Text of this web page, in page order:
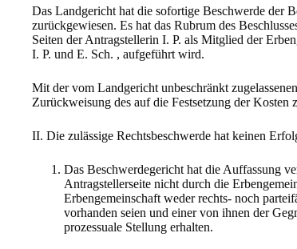
Das Landgericht hat die sofortige Beschwerde der
zurückgewiesen. Es hat das Rubrum des
Seiten der Antragstellerin I. P. als Mitglied der
I. P. und E. Sch. , aufgeführt wird.
Mit der vom Landgericht unbeschränkt
Zurückweisung des auf die Festsetzung der Kosten
II. Die zulässige Rechtsbeschwerde hat keinen
Das Beschwerdegericht hat die Auffassung
Antragstellerseite nicht durch die
Erbengemeinschaft weder rechts- noch
vorhanden seien und einer von ihnen der
prozessuale Stellung erhalten.